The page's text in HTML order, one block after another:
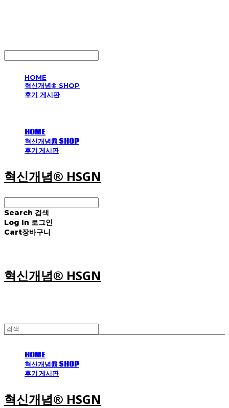
HOME
혁신개념® SHOP
후기 게시판
HOME
혁신개념® SHOP
후기 게시판
혁신개념® HSGN
Search 검색
Log In 로그인
Cart장바구니
혁신개념® HSGN
HOME
혁신개념® SHOP
후기 게시판
혁신개념® HSGN